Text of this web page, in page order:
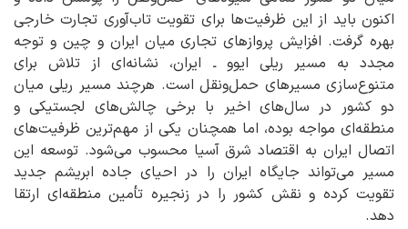
اکنون باید از این ظرفیت‌ها برای تقویت تاب‌آوری تجارت خارجی
بهره گرفت. افزایش پروازهای تجاری میان ایران و چین و توجه
مجدد به مسیر ریلی ایوو ـ ایران، نشانه‌ای از تلاش برای
متنوع‌سازی مسیرهای حمل‌ونقل است. هرچند مسیر ریلی میان
دو کشور در سال‌های اخیر با برخی چالش‌های لجستیکی و
منطقه‌ای مواجه بوده، اما همچنان یکی از مهم‌ترین ظرفیت‌های
اتصال ایران به اقتصاد شرق آسیا محسوب می‌شود. توسعه این
مسیر می‌تواند جایگاه ایران را در احیای جاده ابریشم جدید
تقویت کرده و نقش کشور را در زنجیره تأمین منطقه‌ای ارتقا
دهد.